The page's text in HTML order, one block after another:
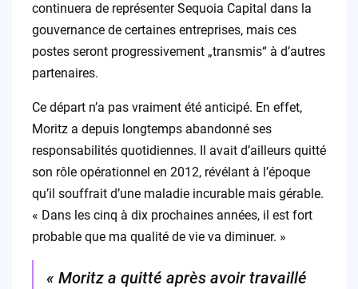
continuera de représenter Sequoia Capital dans la
gouvernance de certaines entreprises, mais ces
postes seront progressivement „transmis“ à d’autres
partenaires.
Ce départ n’a pas vraiment été anticipé. En effet,
Moritz a depuis longtemps abandonné ses
responsabilités quotidiennes. Il avait d’ailleurs quitté
son rôle opérationnel en 2012, révélant à l’époque
qu’il souffrait d’une maladie incurable mais gérable.
« Dans les cinq à dix prochaines années, il est fort
probable que ma qualité de vie va diminuer. »
« Moritz a quitté après avoir travaillé